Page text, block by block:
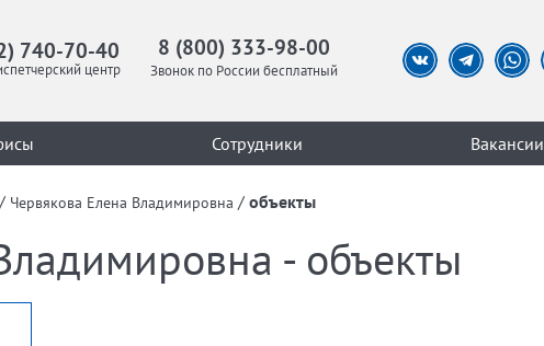
740-70-40
центр
8 (800) 333-98-00
Звонок по России бесплатный
Сотрудники Вакансии
/ Червякова Елена Владимировна / объекты
- объекты